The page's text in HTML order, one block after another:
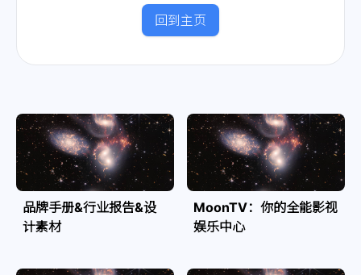
回到主页
品牌手册&行业报告&设
计素材
MoonTV：你的全能影视
娱乐中心